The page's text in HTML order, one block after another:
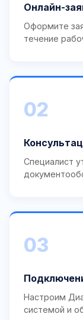
Онлайн-
Оформите
течение
02
Специалист
03
Настроим
системой и